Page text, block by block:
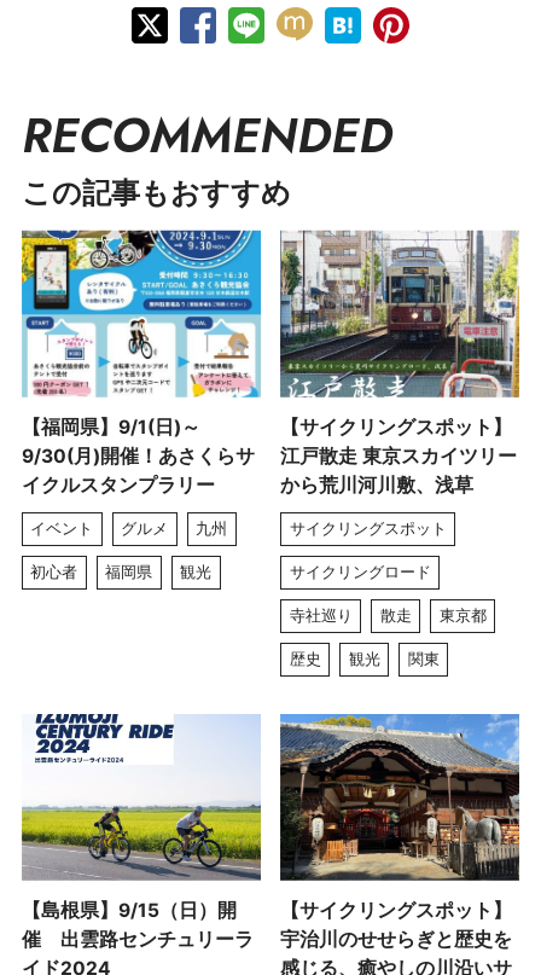
RECOMMENDED
この記事もおすすめ
【福岡県】9/1(日)～
9/30(月)開催！あさくらサ
イクルスタンプラリー
イベント グルメ 九州
初心者 福岡県 観光
【サイクリングスポット】
江戸散走 東京スカイツリー
から荒川河川敷、浅草
サイクリングスポット
サイクリングロード
寺社巡り 散走 東京都
歴史 観光 関東
【島根県】9/15（日）開
催 出雲路センチュリーラ
イド2024
【サイクリングスポット】
宇治川のせせらぎと歴史を
感じる、癒やしの川沿いサ